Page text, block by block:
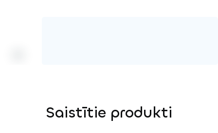
Saistītie produkti